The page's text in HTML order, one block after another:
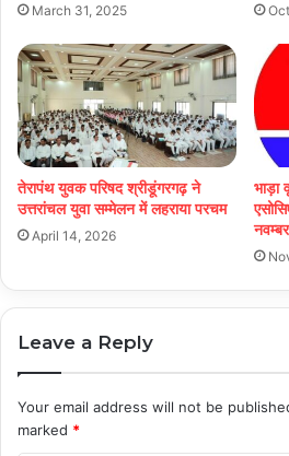
March 31, 2025
तेरापंथ युवक परिषद श्रीडूंगरगढ़ ने
उत्तरांचल युवा सम्मेलन में लहराया परचम
April 14, 2026
भाड़ा
Leave a Reply
Your email address will not be
marked *